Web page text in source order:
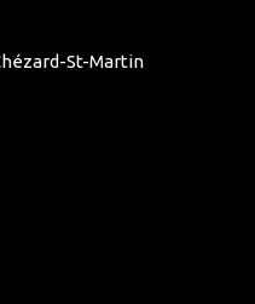
St-Martin